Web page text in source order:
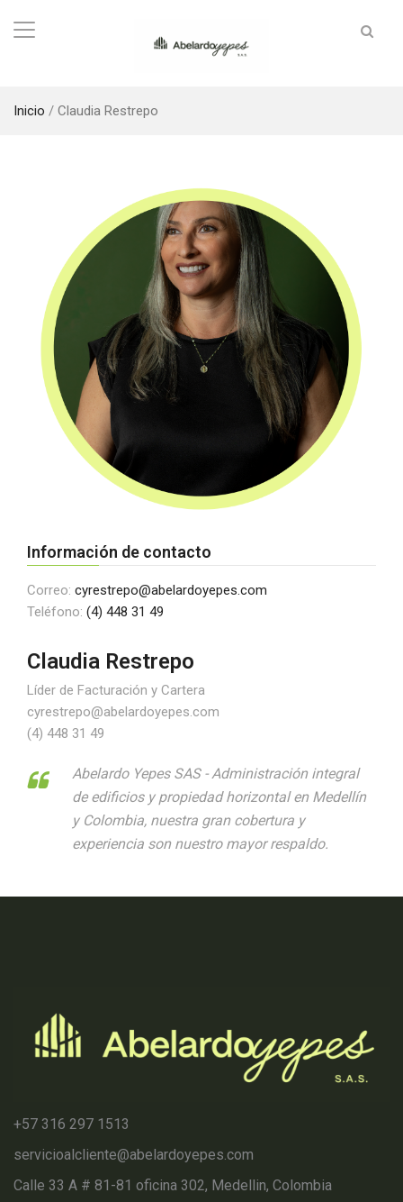
Inicio / Claudia Restrepo
Información de contacto
Correo: cyrestrepo@abelardoyepes.com
Teléfono: (4) 448 31 49
Claudia Restrepo
Líder de Facturación y Cartera
cyrestrepo@abelardoyepes.com
(4) 448 31 49
Abelardo Yepes SAS - Administración integral
de edificios y propiedad horizontal en Medellín
y Colombia, nuestra gran cobertura y
experiencia son nuestro mayor respaldo.
+57 316 297 1513
servicioalcliente@abelardoyepes.com
Calle 33 A # 81-81 oficina 302, Medellin, Colombia